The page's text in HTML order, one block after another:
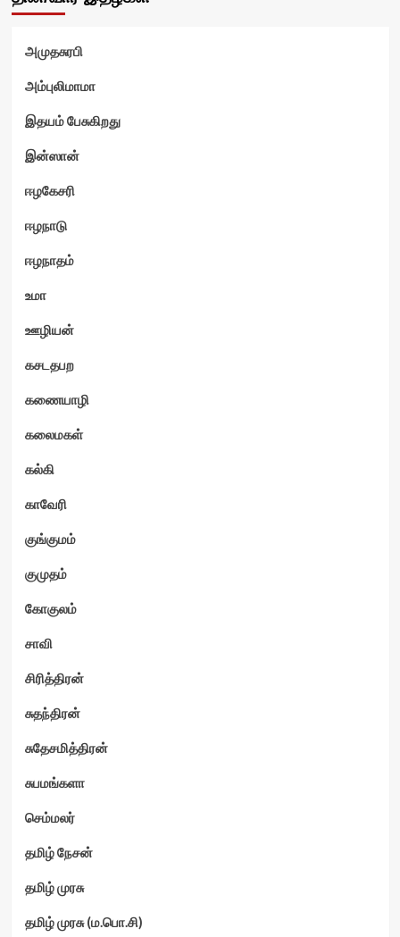
அமுதசுரபி
அம்புலிமாமா
இதயம் பேசுகிறது
இன்ஸான்
ஈழகேசரி
ஈழநாடு
ஈழநாதம்
உமா
ஊழியன்
கசடதபற
கணையாழி
கலைமகள்
கல்கி
காவேரி
குங்குமம்
குமுதம்
கோகுலம்
சாவி
சிரித்திரன்
சுதந்திரன்
சுதேசமித்திரன்
சுபமங்களா
செம்மலர்
தமிழ் நேசன்
தமிழ் முரசு
தமிழ் முரசு (ம.பொ.சி)